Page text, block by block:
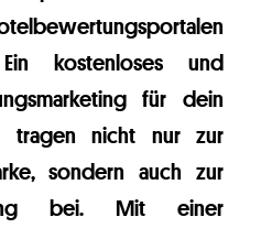
Ein kostenloses und
für dein
tragen nicht nur zur
sondern auch zur
bei. Mit einer